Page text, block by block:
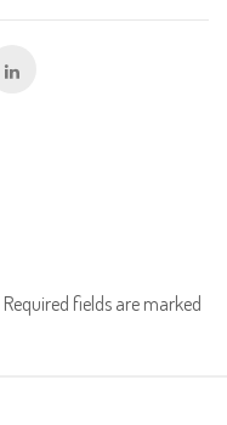
Required fields are marked